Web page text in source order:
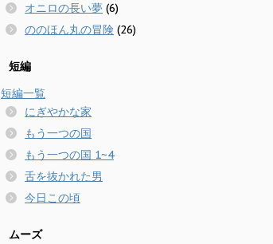
オニロの長い夢 (6)
ののほん丸の冒険 (26)
短編
短編一覧
にぎやかな家
もう一つの国
もう一つの国 1~4
舌を抜かれた男
今日この頃
ムーズ